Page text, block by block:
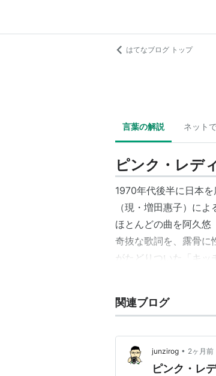
はてなブログ トップ
言葉の解説 ネット
ピンク・レデ
1970年代後半に日本
（現・増田惠子）によ
ほとんどの曲を阿久悠
奇抜な歌詞を、露骨に
がたどりついた「キ
リカ人にトラウマを与
静岡の私立常葉高校
を結成し、1976年2
関連ブログ
junzirog • 2ヶ月前
ピンク・レ